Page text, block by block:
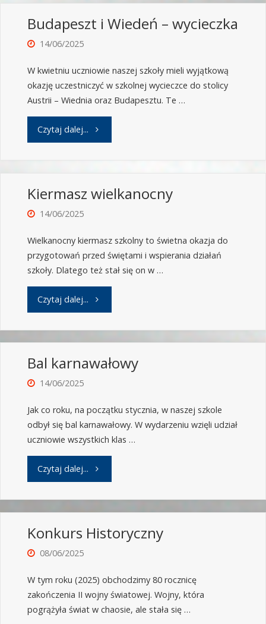
Budapeszt i Wiedeń – wycieczka
14/06/2025
W kwietniu uczniowie naszej szkoły mieli wyjątkową
okazję uczestniczyć w szkolnej wycieczce do stolicy
Austrii – Wiednia oraz Budapesztu. Te …
Czytaj dalej...
Kiermasz wielkanocny
14/06/2025
Wielkanocny kiermasz szkolny to świetna okazja do
przygotowań przed świętami i wspierania działań
szkoły. Dlatego też stał się on w …
Czytaj dalej...
Bal karnawałowy
14/06/2025
Jak co roku, na początku stycznia, w naszej szkole
odbył się bal karnawałowy. W wydarzeniu wzięli udział
uczniowie wszystkich klas …
Czytaj dalej...
Konkurs Historyczny
08/06/2025
W tym roku (2025) obchodzimy 80 rocznicę
zakończenia II wojny światowej. Wojny, która
pogrążyła świat w chaosie, ale stała się …